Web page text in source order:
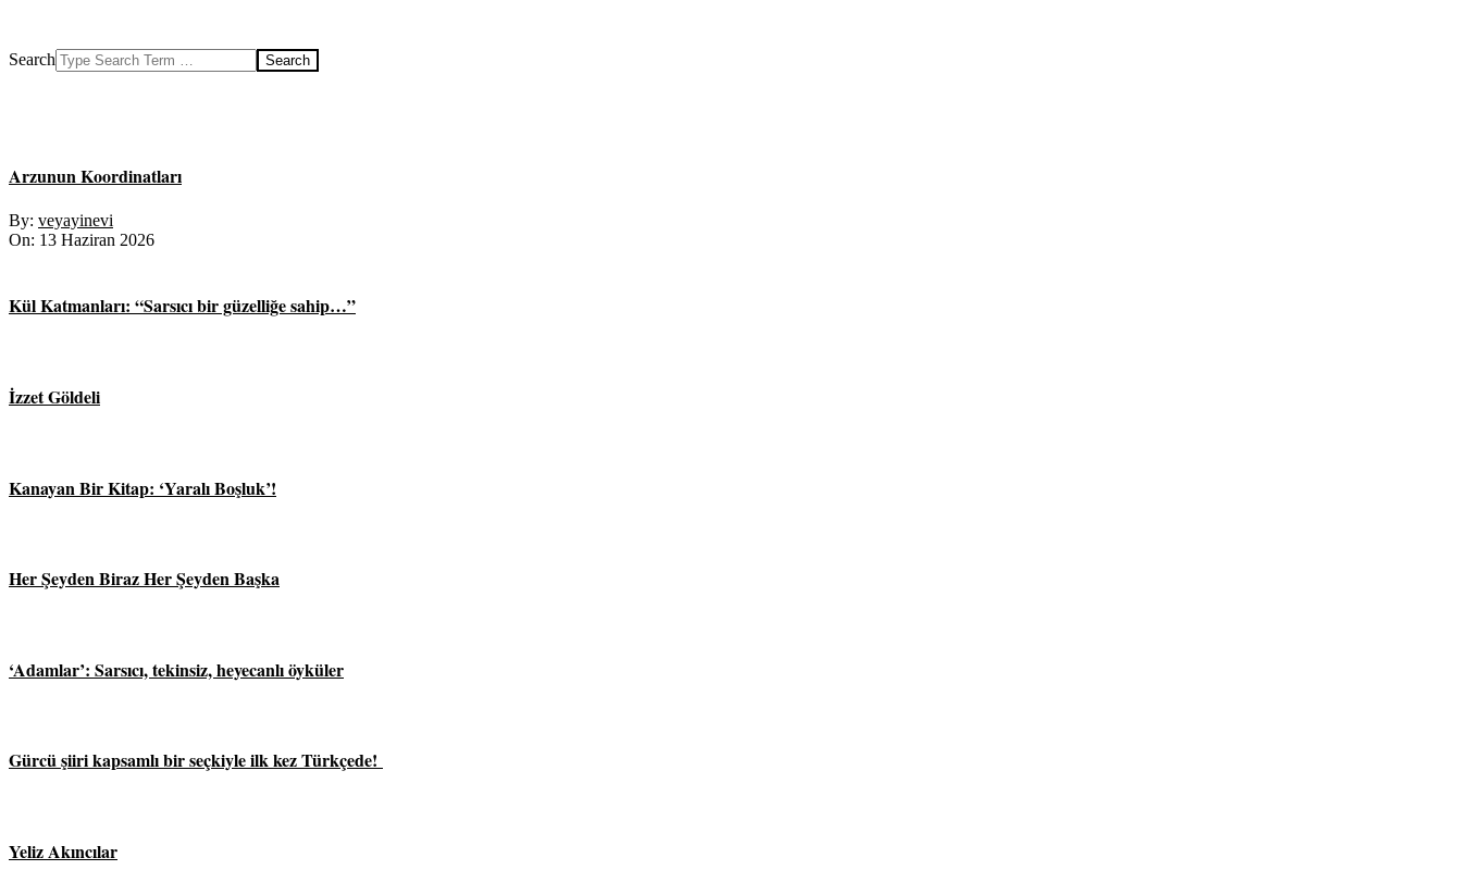
Search
Arzunun Koordinatları
By: veyayinevi
On: 13 Haziran 2026
Kül Katmanları: “Sarsıcı bir güzelliğe sahip…”
İzzet Göldeli
Kanayan Bir Kitap: ‘Yaralı Boşluk’!
Her Şeyden Biraz Her Şeyden Başka
‘Adamlar’: Sarsıcı, tekinsiz, heyecanlı öyküler
Gürcü şiiri kapsamlı bir seçkiyle ilk kez Türkçede!
Yeliz Akıncılar